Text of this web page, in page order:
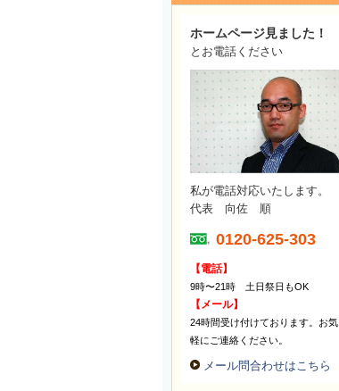
ホームページ見ました！
とお電話ください
私が電話対応いたします。
代表 向佐 順
0120-625-303
【電話】
9時〜21時 土日祭日もOK
【メール】
24時間受け付けております。お気
軽にご連絡ください。
メール問合わせはこちら